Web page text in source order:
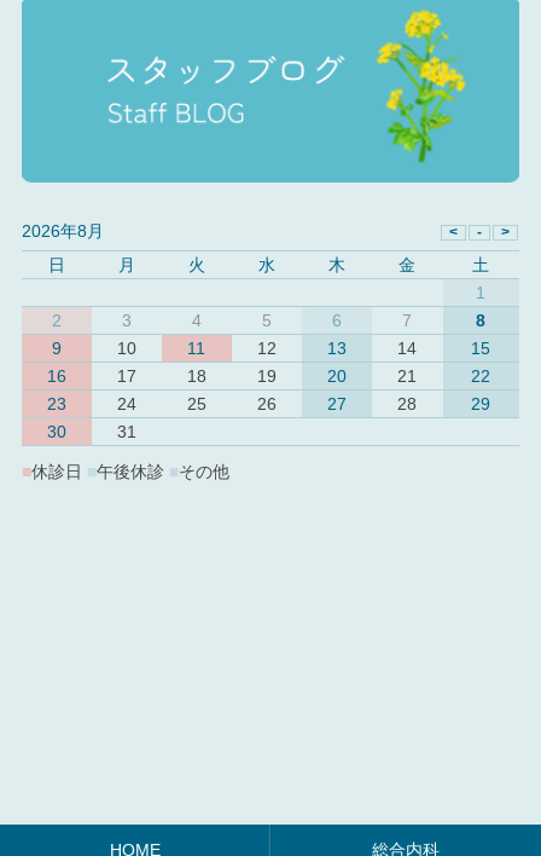
2026年8月
日
月 火 水 木 金
土
1
2
3 4 5 6 7
8
9
10 11 12 13 14
15
16
17 18 19 20 21
22
23
24 25 26 27 28
29
30
31
■休診日 ■午後休診 その他
HOME 総合内科